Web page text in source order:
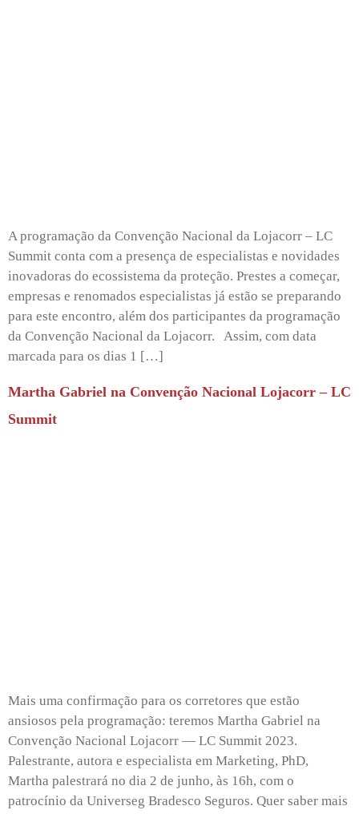
A programação da Convenção Nacional da Lojacorr – LC
Summit conta com a presença de especialistas e novidades
inovadoras do ecossistema da proteção. Prestes a começar,
empresas e renomados especialistas já estão se preparando
para este encontro, além dos participantes da programação
da Convenção Nacional da Lojacorr. Assim, com data
marcada para os dias 1 […]
Martha Gabriel na Convenção Nacional Lojacorr – LC
Summit
Mais uma confirmação para os corretores que estão
ansiosos pela programação: teremos Martha Gabriel na
Convenção Nacional Lojacorr — LC Summit 2023.
Palestrante, autora e especialista em Marketing, PhD,
Martha palestrará no dia 2 de junho, às 16h, com o
patrocínio da Universeg Bradesco Seguros. Quer saber mais